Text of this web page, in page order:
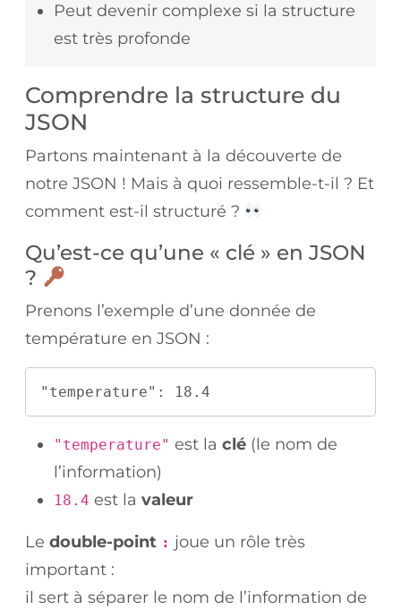
Peut devenir complexe si la structure
est très profonde
Comprendre la structure du
JSON
Partons maintenant à la découverte de
notre JSON ! Mais à quoi ressemble-t-il ? Et
comment est-il structuré ?
Qu’est-ce qu’une « clé » en JSON
?
Prenons l’exemple d’une donnée de
température en JSON :
"temperature": 18.4
"temperature" est la clé (le nom de
l’information)
18.4 est la valeur
Le double-point : joue un rôle très
important :
il sert à séparer le nom de l’information de